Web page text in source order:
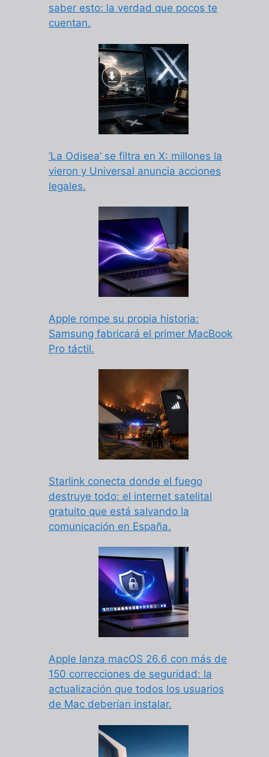
saber esto: la verdad que pocos te
cuentan.
‘La Odisea’ se filtra en X: millones la
vieron y Universal anuncia acciones
legales.
Apple rompe su propia historia:
Samsung fabricará el primer MacBook
Pro táctil.
Starlink conecta donde el fuego
destruye todo: el internet satelital
gratuito que está salvando la
comunicación en España.
Apple lanza macOS 26.6 con más de
150 correcciones de seguridad: la
actualización que todos los usuarios
de Mac deberían instalar.